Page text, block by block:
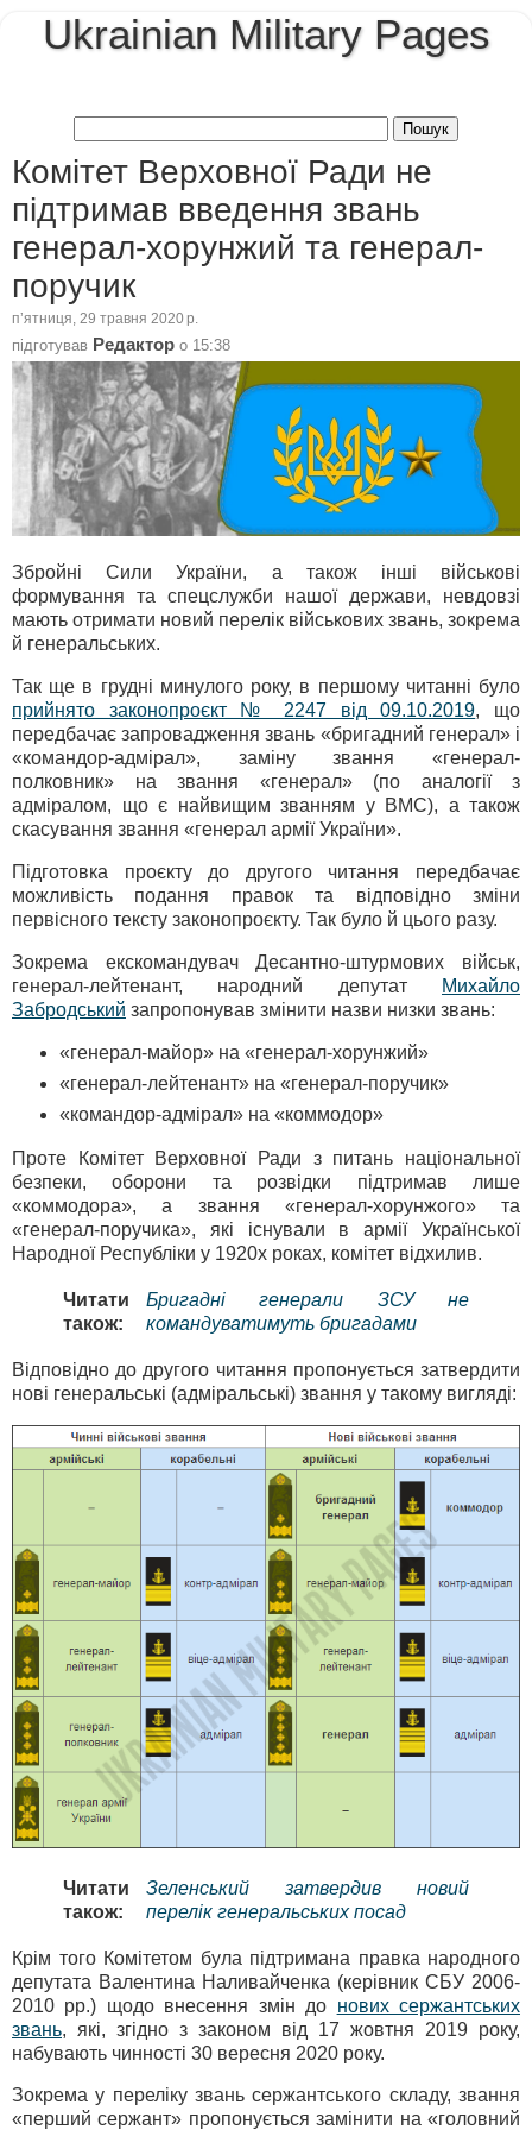
Ukrainian Military Pages
Комітет Верховної Ради не
підтримав введення звань
генерал-хорунжий та генерал-
поручик
пʼятниця, 29 травня 2020 р.
підготував Редактор о 15:38
Збройні Сили України, а також інші військові
формування та спецслужби нашої держави, невдовзі
мають отримати новий перелік військових звань, зокрема
й генеральських.
Так ще в грудні минулого року, в першому читанні було
прийнято законопроєкт № 2247 від 09.10.2019, що
передбачає запровадження звань «бригадний генерал» і
«командор-адмірал», заміну звання «генерал-
полковник» на звання «генерал» (по аналогії з
адміралом, що є найвищим званням у ВМС), а також
скасування звання «генерал армії України».
Підготовка проєкту до другого читання передбачає
можливість подання правок та відповідно зміни
первісного тексту законопроєкту. Так було й цього разу.
Зокрема екскомандувач Десантно-штурмових військ,
генерал-лейтенант, народний депутат
Михайло
Забродський запропонував змінити назви низки звань:
«генерал-майор» на «генерал-хорунжий»
«генерал-лейтенант» на «генерал-поручик»
«командор-адмірал» на «коммодор»
Проте Комітет Верховної Ради з питань національної
безпеки, оборони та розвідки підтримав лише
«коммодора», а звання «генерал-хорунжого» та
«генерал-поручика», які існували в армії Української
Народної Республіки у 1920х роках, комітет відхилив.
Читати
також:
Бригадні генерали ЗСУ не
командуватимуть бригадами
Відповідно до другого читання пропонується затвердити
нові генеральські (адміральські) звання у такому вигляді:
Читати
також:
Зеленський затвердив новий
перелік генеральських посад
Крім того Комітетом була підтримана правка народного
депутата Валентина Наливайченка (керівник СБУ 2006-
2010 рр.) щодо внесення змін до нових сержантських
звань, які, згідно з законом від 17 жовтня 2019 року,
набувають чинності 30 вересня 2020 року.
Зокрема у переліку звань сержантського складу, звання
«перший сержант» пропонується замінити на «головний